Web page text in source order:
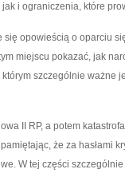
i ograniczenia, które
opowieścią o oparciu
miejscu pokazać, jak
szczególnie ważne
II RP, a potem
że za hasłami
W tej części